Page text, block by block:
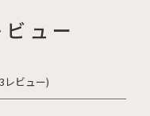
ュー
レビュー)